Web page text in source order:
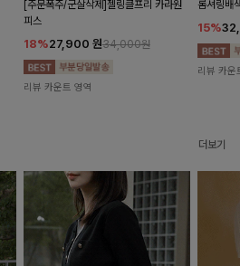
[주문폭주/군살삭제]젤링클프리 카라원
피스
18%27,900 원34,000원
리뷰 카운트 영역
롬셔링배
15%
리뷰 카운
더보기